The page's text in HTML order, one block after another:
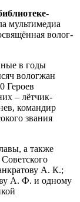
мультимедиа
волог-
в годы
вологжан
Героев
– лётчик-
командир
звания
а также
А. К.;
А. Ф. и одному